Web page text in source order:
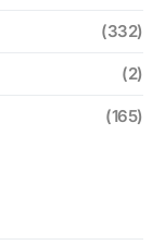
(332)
(2)
(165)